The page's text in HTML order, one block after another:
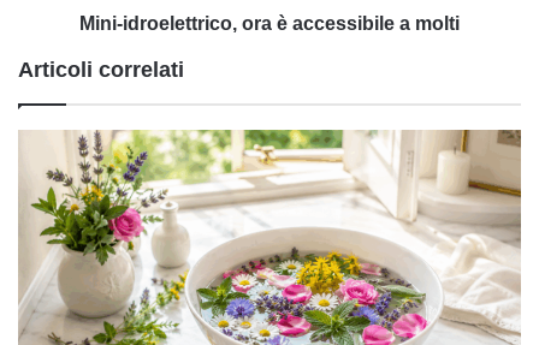
Mini-idroelettrico, ora è accessibile a molti
Articoli correlati